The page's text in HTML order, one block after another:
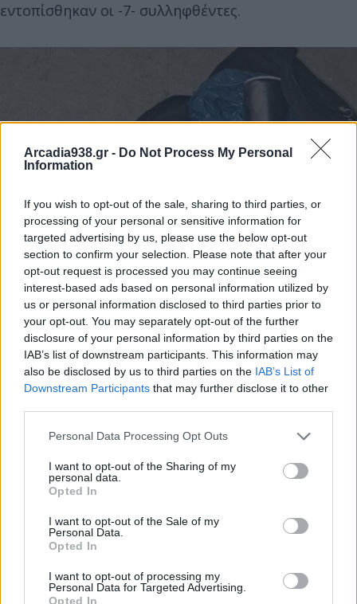
Arcadia938.gr - Do Not Process My Personal
Information
If you wish to opt-out of the sale, sharing to third parties, or
processing of your personal or sensitive information for
targeted advertising by us, please use the below opt-out
section to confirm your selection. Please note that after your
opt-out request is processed you may continue seeing
interest-based ads based on personal information utilized by
us or personal information disclosed to third parties prior to
your opt-out. You may separately opt-out of the further
disclosure of your personal information by third parties on the
IAB’s list of downstream participants. This information may
also be disclosed by us to third parties on the IAB’s List of
Downstream Participants that may further disclose it to other
Personal Data Processing Opt Outs
I want to opt-out of the Sharing of my
personal data.
Opted In
I want to opt-out of the Sale of my
Personal Data.
Opted In
I want to opt-out of processing my
Personal Data for Targeted Advertising.
Opted In
εντοπίσθηκαν οι -7- συλληφθέντες.
Σε έρευνα που έγινε σε όχημα, βρέθηκαν
συνολικά και κατασχέθηκαν:
• -9- ναυτικές φωτοβολίδες,
• -2- φορητοί ασύρματοι,
• -51- χάρτινα αυτοκόλλητα,
• -1- χαρτοκόπτης,